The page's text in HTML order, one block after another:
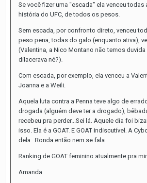
Se você fizer uma "escada" ela venceu todas
história do UFC, de todos os pesos.
Sem escada, por confronto direto, venceu
peso pena, todas do galo (enquanto ativa),
(Valentina, a Nico Montano não temos duvida
dilacerava né?).
Com escada, por exemplo, ela venceu a
Joanna e a Weili.
Aquela luta contra a Penna teve algo de
drogada (alguém deve ter a drogado),
recebeu pra perder...Sei lá. Aquele dia foi
isso. Ela é a GOAT. E GOAT indiscutível. A
dela...Ronda então nem se fala.
Ranking de GOAT feminino atualmente pra
Amanda